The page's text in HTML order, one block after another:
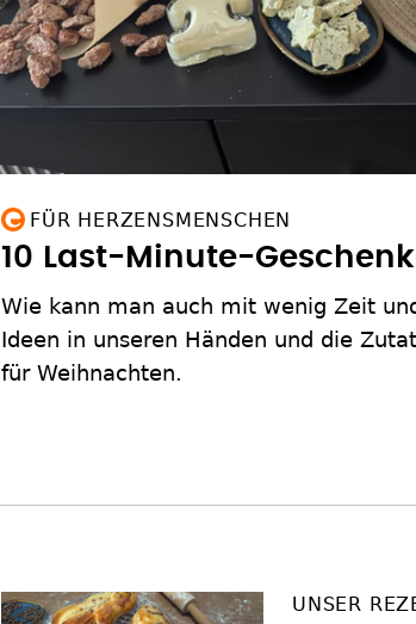
FÜR HERZENSMENSCHEN
10 Last-Minute-
Wie kann man auch mit wenig Zeit
Ideen in unseren Händen und die
für Weihnachten.
UNSER